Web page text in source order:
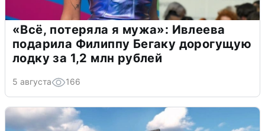
«Всё, потеряла я мужа»: Ивлеева
подарила Филиппу Бегаку дорогущую
лодку за 1,2 млн рублей
5 августа 166